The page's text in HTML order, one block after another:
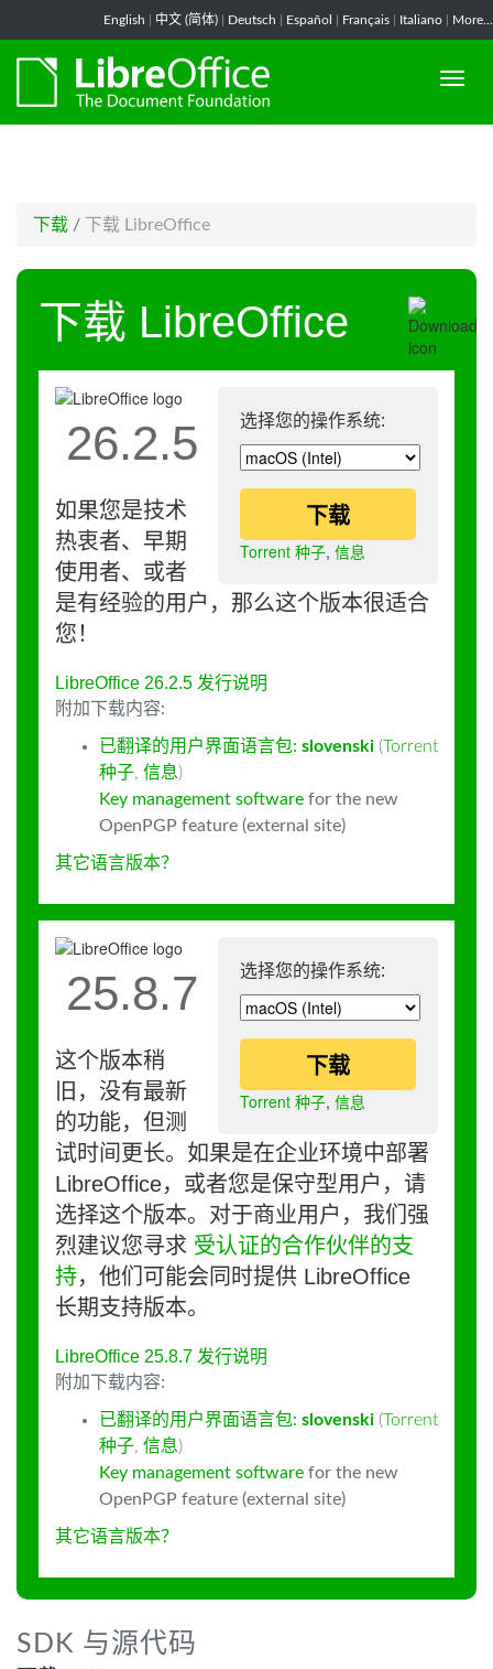
English 中文 (简体) Deutsch Español Français Italiano More...
下载 / 下载 LibreOffice
下载 LibreOffice
选择您的操作系统:
下载
Torrent 种子, 信息
26.2.5
如果您是技术
热衷者、早期
使用者、或者
是有经验的用户，那么这个版本很适合
您！
LibreOffice 26.2.5 发行说明
附加下载内容:
已翻译的用户界面语言包: slovenski (Torrent
种子, 信息)
Key management software for the new
OpenPGP feature (external site)
其它语言版本？
选择您的操作系统:
下载
Torrent 种子, 信息
25.8.7
这个版本稍
旧，没有最新
的功能，但测
试时间更长。如果是在企业环境中部署
LibreOffice，或者您是保守型用户，请
选择这个版本。对于商业用户，我们强
烈建议您寻求 受认证的合作伙伴的支
持，他们可能会同时提供 LibreOffice
长期支持版本。
LibreOffice 25.8.7 发行说明
附加下载内容:
已翻译的用户界面语言包: slovenski (Torrent
种子, 信息)
Key management software for the new
OpenPGP feature (external site)
其它语言版本？
SDK 与源代码